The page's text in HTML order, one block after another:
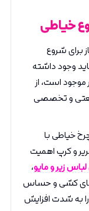
خیاطی
برای شروع
وجود داشته
موجود است، از
و تخصصی
خیاطی با
و کرپ اهمیت
زیر و مایو،
کشی و حساس
به شدت افزایش